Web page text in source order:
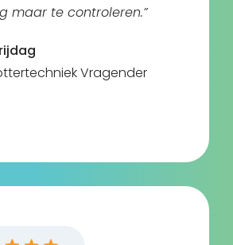
maar te controleren.”
Vragender